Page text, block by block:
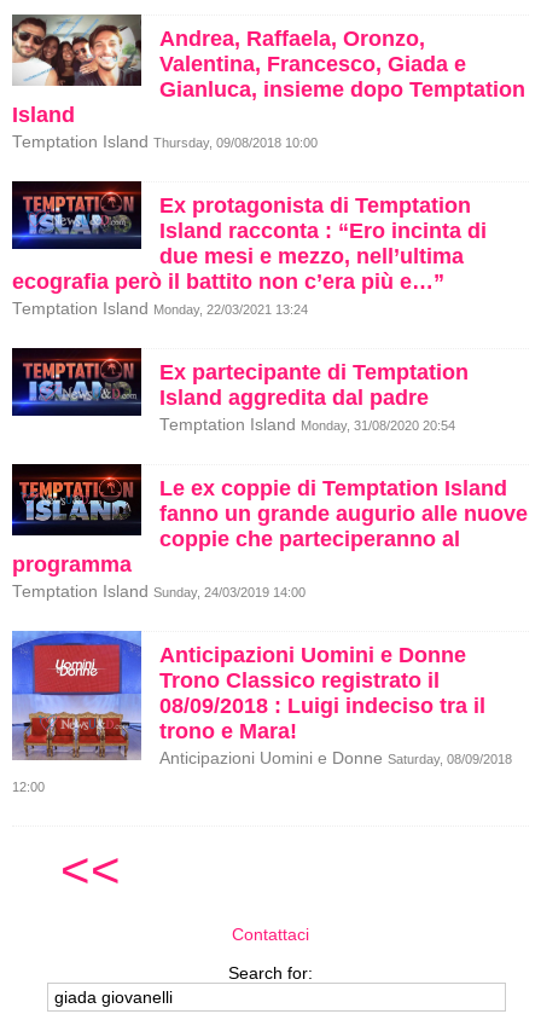
Andrea, Raffaela, Oronzo,
Valentina, Francesco, Giada e
Gianluca, insieme dopo Temptation
Island
Temptation Island Thursday, 09/08/2018 10:00
Ex protagonista di Temptation
Island racconta : “Ero incinta di
due mesi e mezzo, nell’ultima
ecografia però il battito non c’era più e…”
Temptation Island Monday, 22/03/2021 13:24
Ex partecipante di Temptation
Island aggredita dal padre
Temptation Island Monday, 31/08/2020 20:54
Le ex coppie di Temptation Island
fanno un grande augurio alle nuove
coppie che parteciperanno al
programma
Temptation Island Sunday, 24/03/2019 14:00
Anticipazioni Uomini e Donne
Trono Classico registrato il
08/09/2018 : Luigi indeciso tra il
trono e Mara!
Anticipazioni Uomini e Donne Saturday, 08/09/2018
12:00
<<
Contattaci
Search for: